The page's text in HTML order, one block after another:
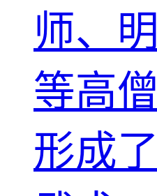
师、
等高
形成